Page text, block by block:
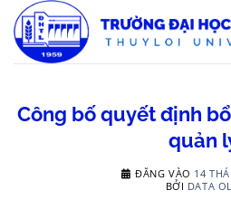
qua
nội
Công bố quyết định
quản
ĐĂNG VÀO 14
BỞI DATA